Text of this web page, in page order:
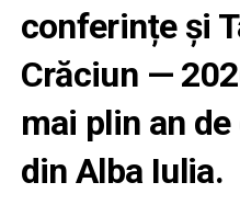
conferințe și
Crăciun —
mai plin an
din Alba Iulia.